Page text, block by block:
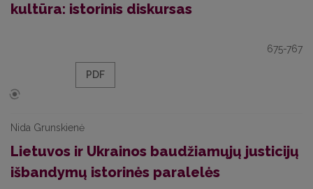
kultūra: istorinis diskursas
675-767
PDF
Nida Grunskienė
Lietuvos ir Ukrainos baudžiamųjų justicijų
išbandymų istorinės paralelės